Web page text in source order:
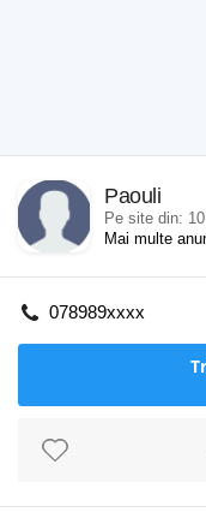
Paouli
Pe site din:
Mai multe
078989xxxx